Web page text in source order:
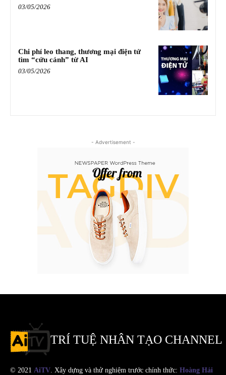
03/05/2026
Chi phí leo thang, thương mại điện tử
tìm “cứu cánh” từ AI
03/05/2026
- Advertisement -
TRÍ TUỆ NHÂN TẠO CHANNEL
© 2021 AiTV . Xây dựng và thử nghiệm trước chính thức: Hoàng Hải